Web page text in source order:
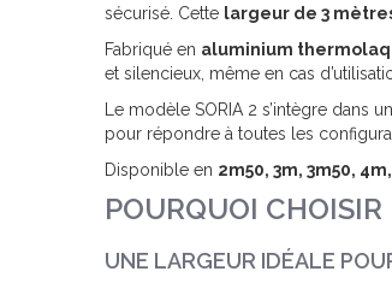
sécurisé. Cette largeur de 3
Fabriqué en aluminium
et silencieux, même en cas
Le modèle SORIA 2 s’intègre dans
pour répondre à toutes les
Disponible en 2m50, 3m, 3m50,
POURQUOI
UNE LARGEUR IDÉALE